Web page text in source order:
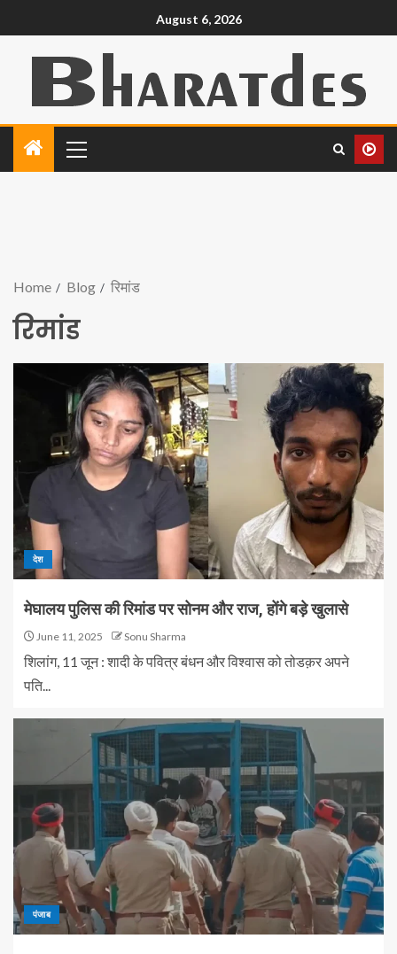
August 6, 2026
Home Blog रिमांड
रिमांड
देश
मेघालय पुलिस की रिमांड पर सोनम और राज, होंगे बड़े खुलासे
June 11, 2025 Sonu Sharma
शिलांग, 11 जून : शादी के पवित्र बंधन और विश्वास को तोडक़र अपने
पति...
पंजाब